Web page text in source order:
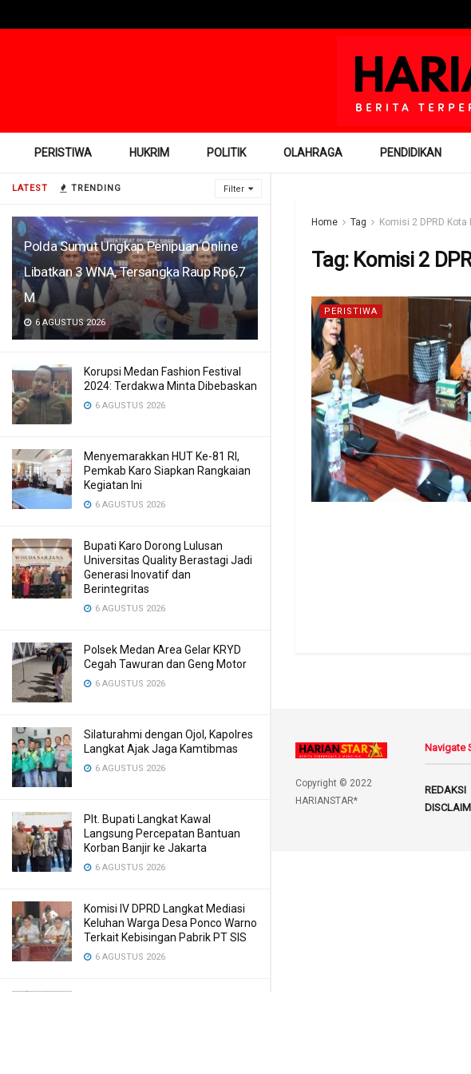
LATEST TRENDING Filter
Polda Sumut Ungkap Penipuan Online
Libatkan 3 WNA, Tersangka Raup Rp6,7
M
6 AGUSTUS 2026
Korupsi Medan Fashion Festival
2024: Terdakwa Minta Dibebaskan
6 AGUSTUS 2026
Menyemarakkan HUT Ke-81 RI,
Pemkab Karo Siapkan Rangkaian
Kegiatan Ini
6 AGUSTUS 2026
Bupati Karo Dorong Lulusan
Universitas Quality Berastagi Jadi
Generasi Inovatif dan
Berintegritas
6 AGUSTUS 2026
Polsek Medan Area Gelar KRYD
Cegah Tawuran dan Geng Motor
6 AGUSTUS 2026
Silaturahmi dengan Ojol, Kapolres
Langkat Ajak Jaga Kamtibmas
6 AGUSTUS 2026
Plt. Bupati Langkat Kawal
Langsung Percepatan Bantuan
Korban Banjir ke Jakarta
6 AGUSTUS 2026
Komisi IV DPRD Langkat Mediasi
Keluhan Warga Desa Ponco Warno
Terkait Kebisingan Pabrik PT SIS
6 AGUSTUS 2026
PERISTIWA HUKRIM POLITIK OLAHRAGA PENDIDIKAN
Home Tag Komisi 2 DPRD Kota
Tag: Komisi 2
PERISTIWA
Copyright © 2022
HARIANSTAR*
Navigate
REDAKSI